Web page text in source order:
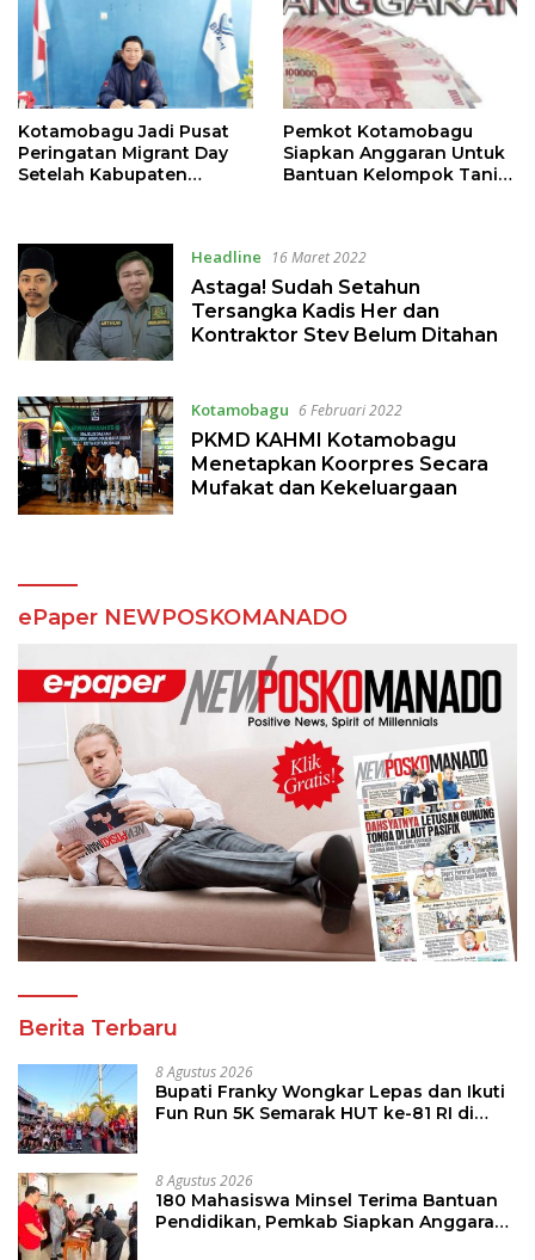
Kotamobagu Jadi Pusat
Peringatan Migrant Day
Setelah Kabupaten
Pemkot Kotamobagu
Siapkan Anggaran Untuk
Bantuan Kelompok Tani
Headline 16 Maret 2022
Astaga! Sudah Setahun
Tersangka Kadis Her dan
Kontraktor Stev Belum Ditahan
Kotamobagu 6 Februari 2022
PKMD KAHMI Kotamobagu
Menetapkan Koorpres Secara
Mufakat dan Kekeluargaan
ePaper NEWPOSKOMANADO
Berita Terbaru
8 Agustus 2026
Bupati Franky Wongkar Lepas dan Ikuti
Fun Run 5K Semarak HUT ke-81 RI di
8 Agustus 2026
180 Mahasiswa Minsel Terima Bantuan
Pendidikan, Pemkab Siapkan Anggaran